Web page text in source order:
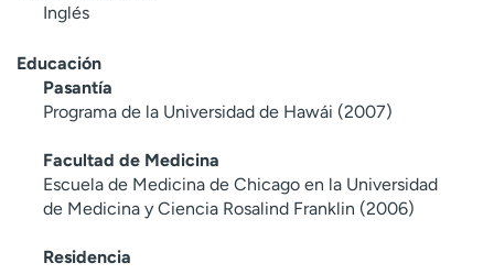
Inglés
Educación
Pasantía
Programa de la Universidad de Hawái (2007)
Facultad de Medicina
Escuela de Medicina de Chicago en la Universidad
de Medicina y Ciencia Rosalind Franklin (2006)
Residencia